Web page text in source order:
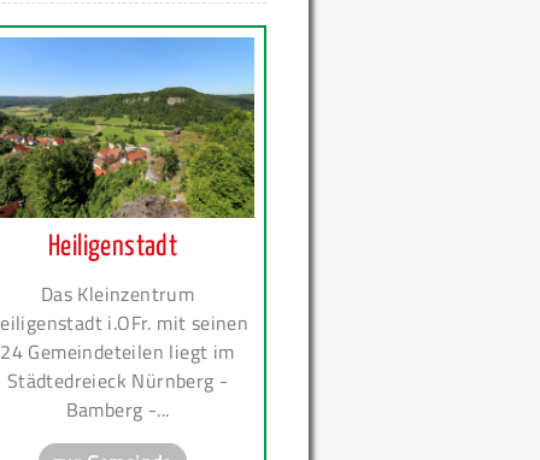
Heiligenstadt
Das Kleinzentrum
i.OFr. mit seinen
24 Gemeindeteilen liegt im
Städtedreieck Nürnberg -
Bamberg -...